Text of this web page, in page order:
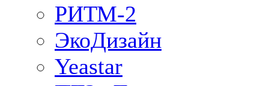
РИТМ-2
ЭкоДизайн
Yeastar